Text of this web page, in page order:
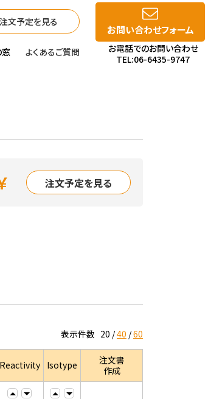
注文予定を見る
窓 よくあるご質問
お問い合わせフォーム
お電話でのお問い合わせ
TEL:06-6435-9747
注文予定を見る
表示件数 20 40 60
Reactivity Isotype
注文書
作成